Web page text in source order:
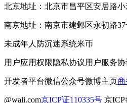
北京地址：北京市昌平区安居路小
南京地址：南京市建邺区永初路
未成年人防沉迷系统米币
用户应用权限隐私协议用户服务协
开发者平台微信公众号微博主页商
@wali.com京ICP证110335号 京ICP